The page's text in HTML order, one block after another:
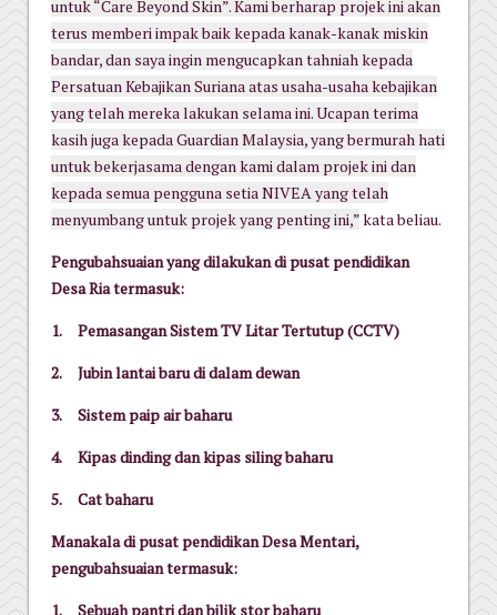
untuk “Care Beyond Skin”. Kami berharap projek ini akan
terus memberi impak baik kepada kanak-kanak miskin
bandar, dan saya ingin mengucapkan tahniah kepada
Persatuan Kebajikan Suriana atas usaha-usaha kebajikan
yang telah mereka lakukan selama ini. Ucapan terima
kasih juga kepada Guardian Malaysia, yang bermurah hati
untuk bekerjasama dengan kami dalam projek ini dan
kepada semua pengguna setia NIVEA yang telah
menyumbang untuk projek yang penting ini,”kata beliau.
Pengubahsuaian yang dilakukan di pusat pendidikan
Desa Ria termasuk:
1.
Pemasangan Sistem TV Litar Tertutup (CCTV)
2.
Jubin lantai baru di dalam dewan
3.
Sistem paip air baharu
4.
Kipas dinding dan kipas siling baharu
5.
Cat baharu
Manakala di pusat pendidikan Desa Mentari,
pengubahsuaian termasuk:
1.
Sebuah pantri dan bilik stor baharu